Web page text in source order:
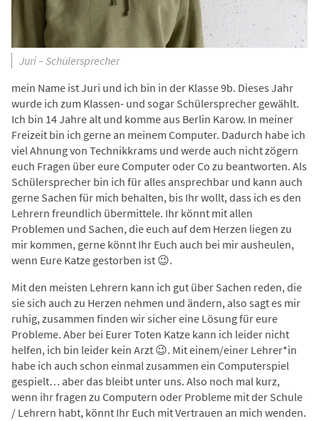
Juri – Schülersprecher
mein Name ist Juri und ich bin in der Klasse 9b. Dieses Jahr
wurde ich zum Klassen- und sogar Schülersprecher gewählt.
Ich bin 14 Jahre alt und komme aus Berlin Karow. In meiner
Freizeit bin ich gerne an meinem Computer. Dadurch habe ich
viel Ahnung von Technikkrams und werde auch nicht zögern
euch Fragen über eure Computer oder Co zu beantworten. Als
Schülersprecher bin ich für alles ansprechbar und kann auch
gerne Sachen für mich behalten, bis Ihr wollt, dass ich es den
Lehrern freundlich übermittele. Ihr könnt mit allen
Problemen und Sachen, die euch auf dem Herzen liegen zu
mir kommen, gerne könnt Ihr Euch auch bei mir ausheulen,
wenn Eure Katze gestorben ist 😉.
Mit den meisten Lehrern kann ich gut über Sachen reden, die
sie sich auch zu Herzen nehmen und ändern, also sagt es mir
ruhig, zusammen finden wir sicher eine Lösung für eure
Probleme. Aber bei Eurer Toten Katze kann ich leider nicht
helfen, ich bin leider kein Arzt 😉. Mit einem/einer Lehrer*in
habe ich auch schon einmal zusammen ein Computerspiel
gespielt… aber das bleibt unter uns. Also noch mal kurz,
wenn ihr fragen zu Computern oder Probleme mit der Schule
/ Lehrern habt, könnt Ihr Euch mit Vertrauen an mich wenden.